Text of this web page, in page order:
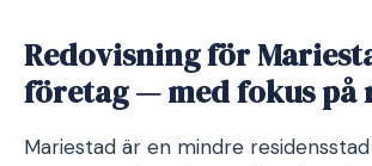
Redovisning för
företag — med fokus på
Mariestad är en mindre